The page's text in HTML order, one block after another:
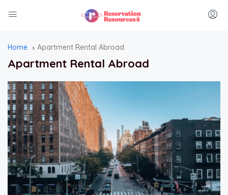
Home Apartment Rental Abroad
Apartment Rental Abroad